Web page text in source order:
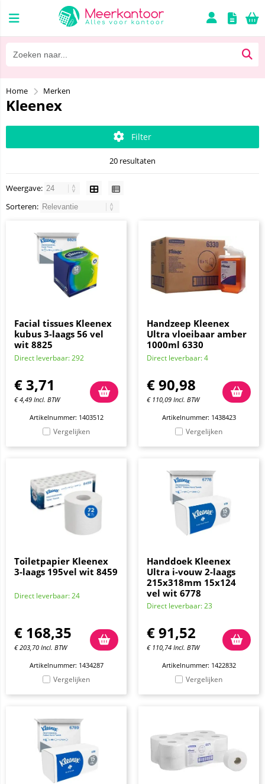
Home Merken
Kleenex
Filter
20 resultaten
Weergave:
Sorteren:
Facial tissues Kleenex
kubus 3-laags 56 vel
wit 8825
Direct leverbaar: 292
€ 3,71
€4,49 Incl. BTW
Artikelnummer: 1403512
Vergelijken
Handzeep Kleenex
Ultra vloeibaar amber
1000ml 6330
Direct leverbaar: 4
€90,98
€ 110,09 Incl. BTW
Artikelnummer: 1438423
Vergelijken
Toiletpapier Kleenex
3-laags 195vel wit 8459
Direct leverbaar: 24
€ 168,35
€203,70 Incl. BTW
Artikelnummer: 1434287
Vergelijken
Handdoek Kleenex
Ultra i-vouw 2-laags
215x318mm 15x124
vel wit 6778
Direct leverbaar: 23
€91,52
€ 110,74 Incl. BTW
Artikelnummer: 1422832
Vergelijken